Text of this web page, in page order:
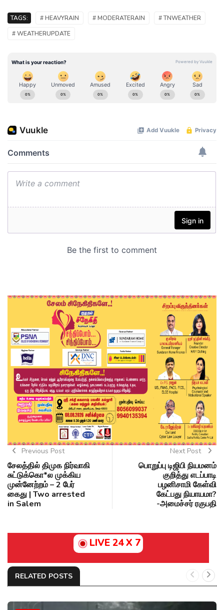
TAGS: # HEAVYRAIN # MODERATERAIN
# TNWEATHER
# WEATHERUPDATE
Previous Post
சேலத்தில் திமுக நிர்வாகி
சுட்டுக்கொ*ல முக்கிய
முன்னேற்றம் – 2 பேர்
கைது | Two arrested
in Salem
Next Post
பொறுப்பு டிஜிபி நியமனம்
குறித்து எடப்பாடி
பழனிசாமி கேள்வி
கேட்பது நியாயமா?
-அமைச்சர் ரகுபதி
LIVE 24 X 7
RELATED POSTS